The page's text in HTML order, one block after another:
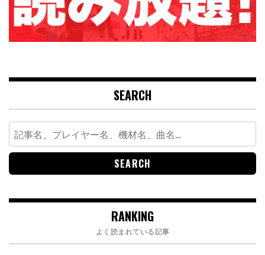
SEARCH
Search
for:
RANKING
よく読まれている記事